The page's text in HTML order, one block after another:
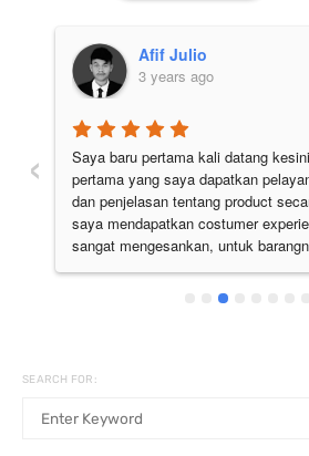
Afif Julio
3 years ago
Saya baru pertama kali datang
pertama yang saya dapatkan
dan penjelasan tentang product
saya mendapatkan costumer
sangat mengesankan, untuk
semua. Pokoknya the best deh
‹
SEARCH FOR: